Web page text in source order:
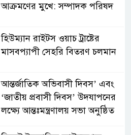
আক্রমণের মুখে: সম্পাদক পরিষদ
হিউম্যান রাইটস ওয়াচ ট্রাষ্টের
মাসবপ্যাপী সেহরি বিতরণ চলমান
আন্তর্জাতিক অভিবাসী দিবস’ এবং
‘জাতীয় প্রবাসী দিবস’ উদযাপনের
লক্ষ্যে আন্তঃমন্ত্রণালয় সভা অনুষ্ঠিত